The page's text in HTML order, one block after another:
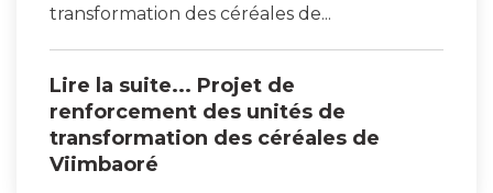
transformation des céréales de...
Lire la suite... Projet de
renforcement des unités de
transformation des céréales de
Viimbaoré